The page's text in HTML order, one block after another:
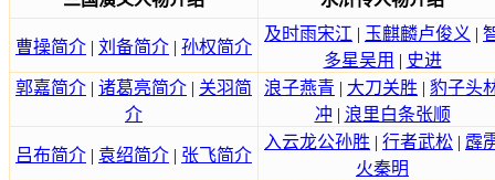
曹操简介 | 刘备简介 | 孙权简介
及时雨宋江 | 玉麒麟卢俊义 |
多星吴用 | 史进
郭嘉简介 | 诸葛亮简介 | 关羽简
介
浪子燕青 | 大刀关胜 | 豹子头
冲 | 浪里白条张顺
吕布简介 | 袁绍简介 | 张飞简介
入云龙公孙胜 | 行者武松 | 霹
火秦明